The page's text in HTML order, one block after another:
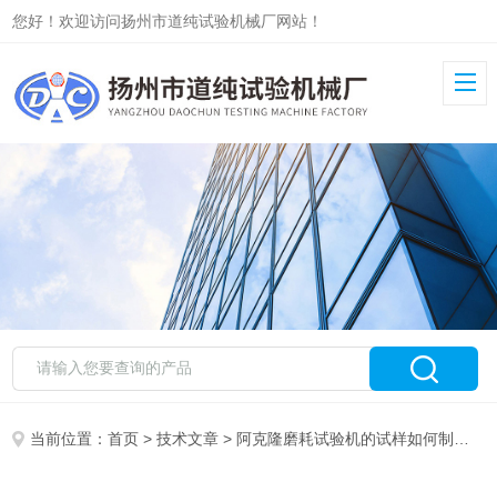
您好！欢迎访问扬州市道纯试验机械厂网站！
当前位置：首页 >技术文章 > 阿克隆磨耗试验机的试样如何制取？